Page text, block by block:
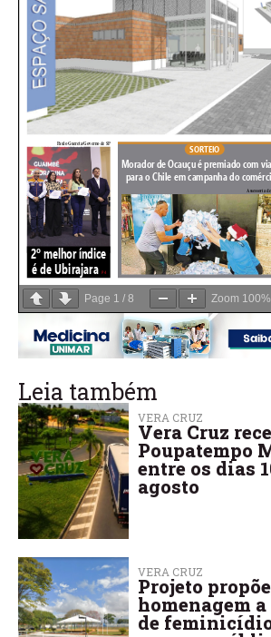
Page 1 / 8 Zoom 100%
Leia também
VERA CRUZ
Vera Cruz
Poupatempo
entre os dias
agosto
VERA CRUZ
Projeto propõe
homenagem
de